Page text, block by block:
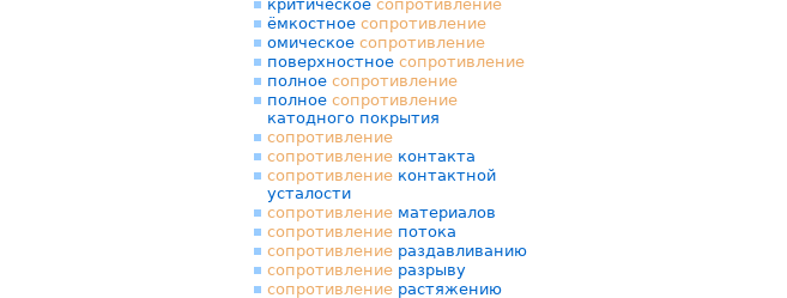
критическое сопротивление
ёмкостное сопротивление
омическое сопротивление
поверхностное сопротивление
полное сопротивление
полное сопротивление
катодного покрытия
сопротивление
сопротивление контакта
сопротивление контактной
усталости
сопротивление материалов
сопротивление потока
сопротивление раздавливанию
сопротивление разрыву
сопротивление растяжению